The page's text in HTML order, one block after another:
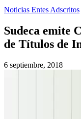
Noticias Entes Adscritos
Sudeca emite
de Títulos de
6 septiembre, 2018